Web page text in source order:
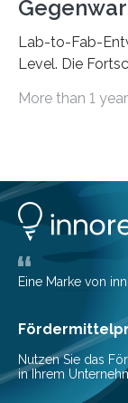
Lab-to-Fab-
Level. Die
Mikrochips,
dabei als
Serviceangebot
– von der
zur
(c) Sebastian
More than 1
Eine Marke von
Nutzen Sie das
in Ihrem